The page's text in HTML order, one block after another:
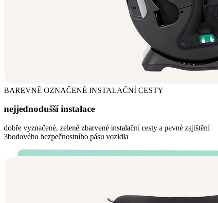
BAREVNĚ OZNAČENÉ INSTALAČNÍ CESTY
nejjednodušší instalace
dobře vyznačené, zeleně zbarvené instalační cesty a pevné zajištění
3bodového bezpečnostního pásu vozidla